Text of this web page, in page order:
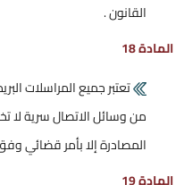
القانون .
المادة 18
تعتبر جميع المراسلات
من وسائل الاتصال سرية لا
المصادرة إلا بأمر قضائي